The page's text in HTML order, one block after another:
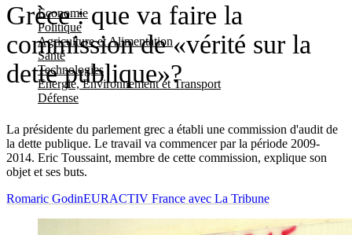
Economie
Politique
Agriculture et Alimentation
Santé
Technologies
Energie, Environnement et Transport
Défense
Grèce : que va faire la
commission de «vérité sur la
dette publique»?
La présidente du parlement grec a établi une commission d'audit de
la dette publique. Le travail va commencer par la période 2009-
2014. Eric Toussaint, membre de cette commission, explique son
objet et ses buts.
Romaric GodinEURACTIV France avec La Tribune